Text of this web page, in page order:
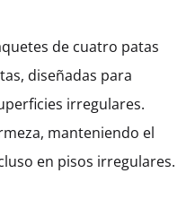
de cuatro patas
diseñadas para
irregulares.
manteniendo el
en pisos irregulares.